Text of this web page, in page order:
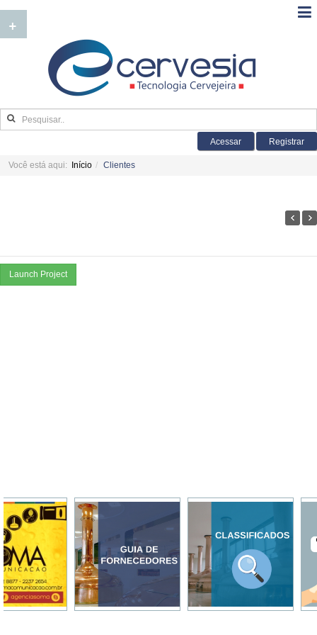
Acessar Registrar
Você está aqui: Início Clientes
Launch Project
+